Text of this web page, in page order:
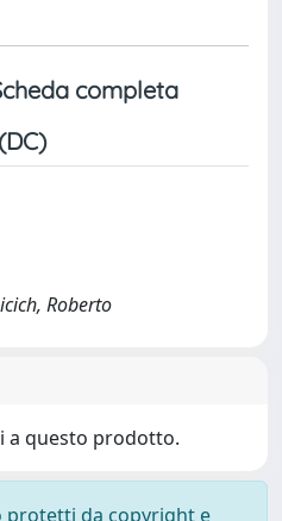
completa
Roberto
a questo prodotto.
protetti da copyright e